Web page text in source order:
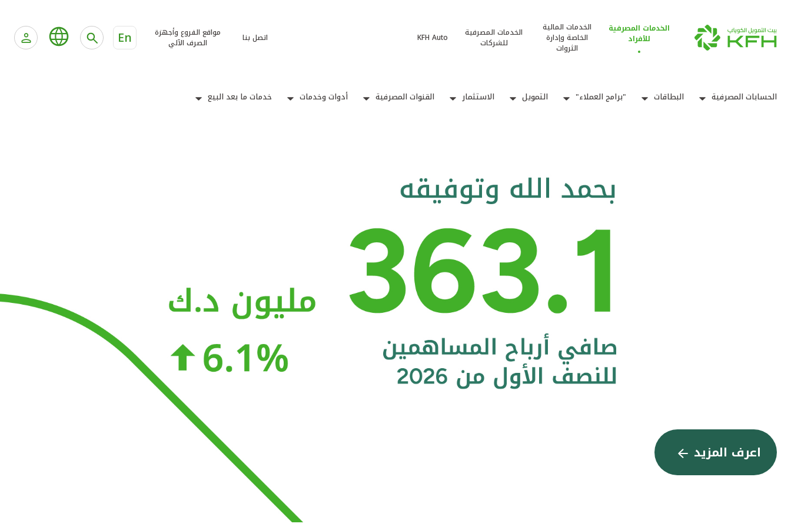
الخدمات المصرفية
للأفراد
الخدمات المالية
الخاصة وإدارة
الثروات
الخدمات المصرفية
للشركات
KFH Auto اتصل بنا
مواقع الفروع وأجهزة
الصرف الآلي
En
الحسابات المصرفية البطاقات "برامج العملاء" التمويل الاستثمار القنوات المصرفية أدوات وخدمات خدمات ما بعد البيع
اعرف المزيد